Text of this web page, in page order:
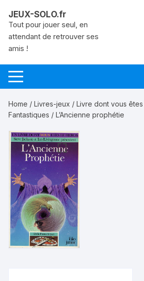
contenu
JEUX-SOLO.fr
Tout pour jouer seul, en
attendant de retrouver ses
amis !
Home /Livres-jeux /Livre dont vous
Fantastiques / L’Ancienne prophétie